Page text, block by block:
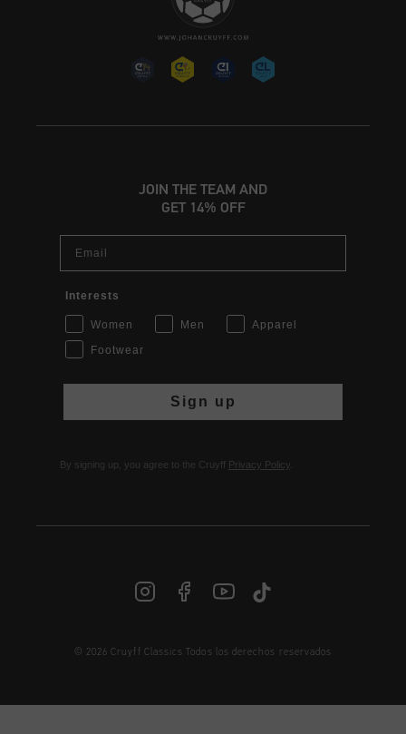
ES | € EUR
JOIN THE TEAM AND
GET 14% OFF
Interests
Women Men
Apparel
Footwear
Sign up
By signing up, you agree to the Cruyff Privacy Policy
© 2026 Cruyff Classics Todos los derechos reservados